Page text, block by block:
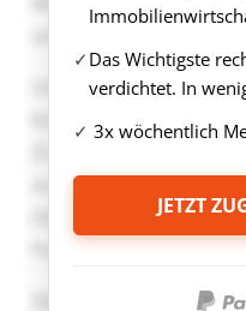
Das Wichtigste
verdichtet. In
3x wöchentlich
JETZT